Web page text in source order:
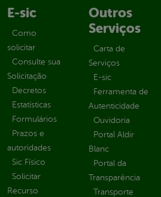
E-sic
Como
solicitar
Consulte sua
Solicitação
Decretos
Estatísticas
Formulários
Prazos e
autoridades
Sic Físico
Solicitar
Recurso
Outros
Serviços
Carta de
Serviços
E-sic
Ferramenta de
Autenticidade
Ouvidoria
Portal Aldir
Blanc
Portal da
Transparência
Transporte